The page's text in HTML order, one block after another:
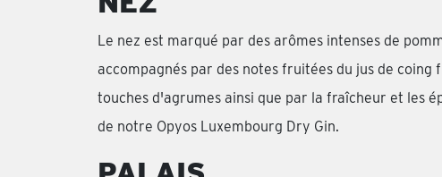
Le nez est marqué par des arômes intenses de
accompagnés par des notes fruitées du jus de coing
touches d'agrumes ainsi que par la fraîcheur et les
de notre Opyos Luxembourg Dry Gin.